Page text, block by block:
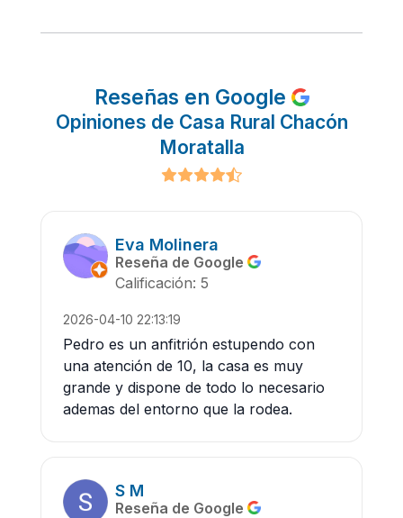
Reseñas en Google
Opiniones de Casa Rural Chacón
Moratalla
Eva Molinera
Reseña de Google
Calificación: 5
2026-04-10 22:13:19
Pedro es un anfitrión estupendo con
una atención de 10, la casa es muy
grande y dispone de todo lo necesario
ademas del entorno que la rodea.
S M
Reseña de Google